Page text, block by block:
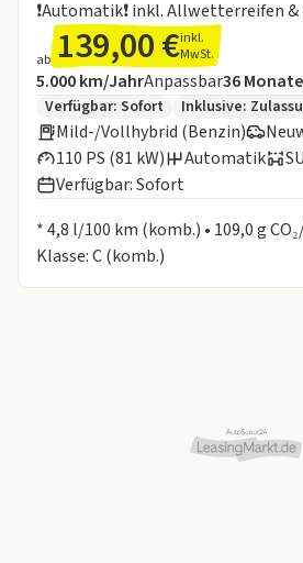
❗️Automatik❗️ inkl. Allwetterreifen
ab 139,00 €inkl.
MwSt.
Angebotsdetails:
Inklusive Laufleistung
5.000 km/JahrAnpassbarLaufzeit
36Monate
Zusätzliche Fahrzeuginformationen:
Verfügbar: Sofort Inklusive:
Mild-/Vollhybrid (Benzin)
110 PS (81 kW)
Automatik
Verfügbar: Sofort
* 4,8 l/100 km (komb.) • 109,0 g
Klasse: C (komb.)